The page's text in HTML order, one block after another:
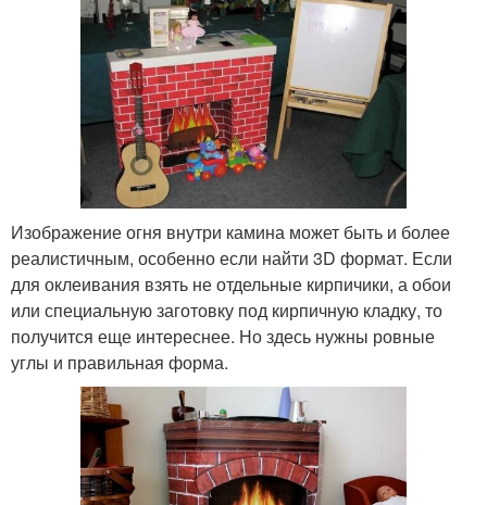
Изображение огня внутри камина может быть и более
реалистичным, особенно если найти 3D формат. Если
для оклеивания взять не отдельные кирпичики, а обои
или специальную заготовку под кирпичную кладку, то
получится еще интереснее. Но здесь нужны ровные
углы и правильная форма.